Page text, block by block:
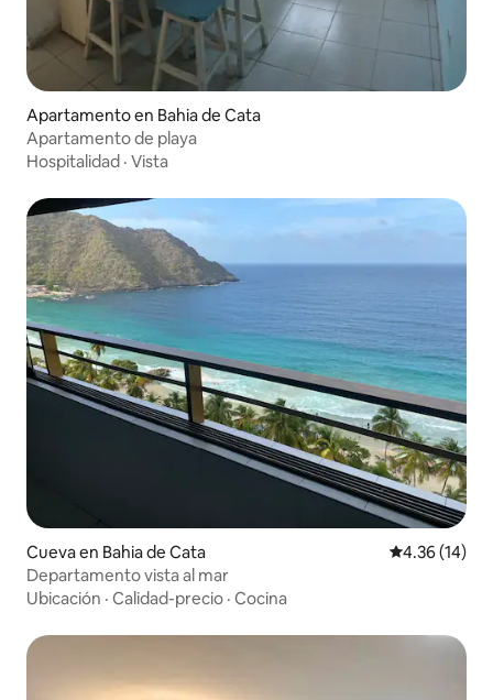
Apartamento en Bahia de Cata
Apartamento de playa
Hospitalidad · Vista
Cueva en Bahia de Cata Calificación
4.36 (14)
Departamento vista al mar
Ubicación · Calidad-precio · Cocina